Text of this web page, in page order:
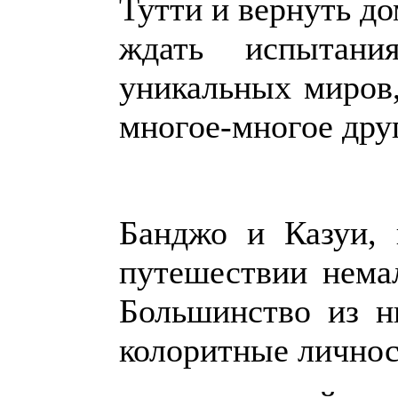
Тутти и вернуть
ждать
уникальных
многое-многое
Банджо и Казуи,
путешествии
Большинство из
колоритные